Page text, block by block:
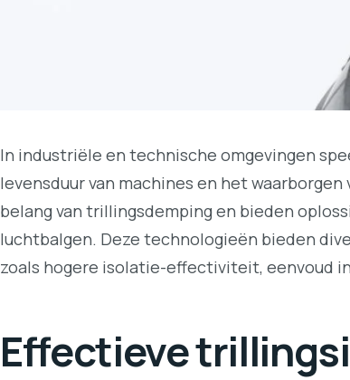
In industriële en technische omgevingen
levensduur van machines en het
belang van trillingsdemping en bieden
luchtbalgen. Deze technologieën bieden
zoals hogere isolatie-effectiviteit, eenvoud
Effectieve